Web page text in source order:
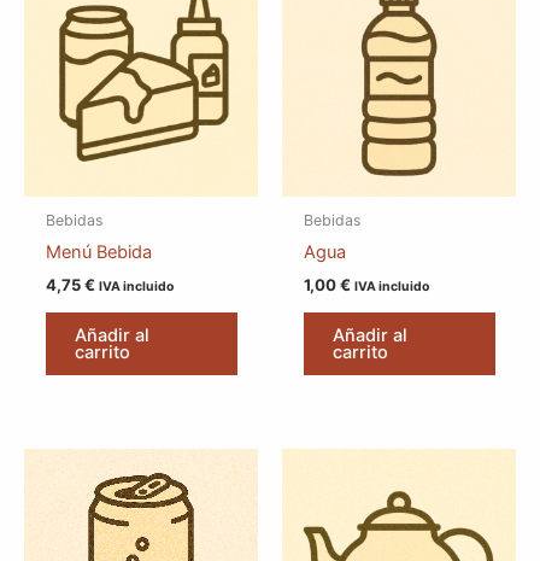
Bebidas
Menú Bebida
4,75€ IVA incluido
Añadir al
carrito
Bebidas
Agua
1,00€ IVA incluido
Añadir al
carrito